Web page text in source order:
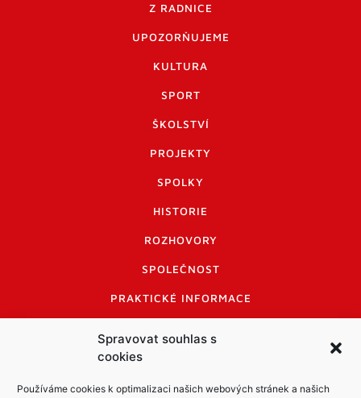
Spravovat souhlas s
cookies
Používáme cookies k optimalizaci našich webových stránek a našich
Z RADNICE
UPOZORŇUJEME
KULTURA
SPORT
ŠKOLSTVÍ
PROJEKTY
SPOLKY
HISTORIE
ROZHOVORY
SPOLEČNOST
PRAKTICKÉ INFORMACE
INFORMACE A KODEX DISKUTUJÍCÍCH
LOGO A LOGO MANUÁL